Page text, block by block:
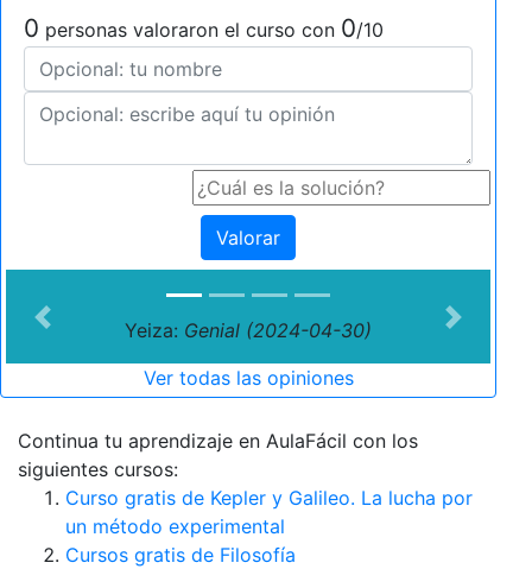
0 personas valoraron el curso con 0/10
Valorar
Yeiza: Genial (2024-04-30)
Previous Next
Ver todas las opiniones
Continua tu aprendizaje en AulaFácil con los
siguientes cursos:
Curso gratis de Kepler y Galileo. La lucha por
un método experimental
Cursos gratis de Filosofía